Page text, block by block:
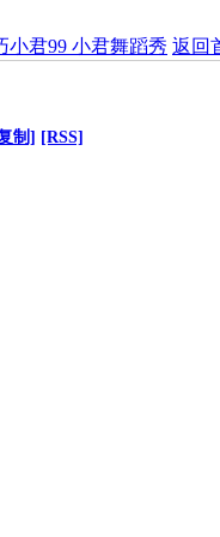
小君99 小君舞蹈秀 返回
制] [RSS]